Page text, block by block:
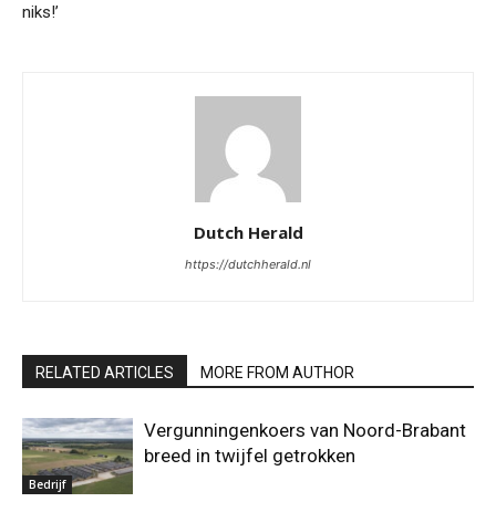
niks!’
Dutch Herald
https://dutchherald.nl
RELATED ARTICLES MORE FROM AUTHOR
Bedrijf
Vergunningenkoers van Noord-Brabant
breed in twijfel getrokken